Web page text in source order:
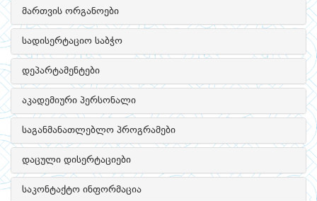
მართვის ორგანოები
სადისერტაციო საბჭო
დეპარტამენტები
აკადემიური პერსონალი
საგანმანათლებლო პროგრამები
დაცული დისერტაციები
საკონტაქტო ინფორმაცია